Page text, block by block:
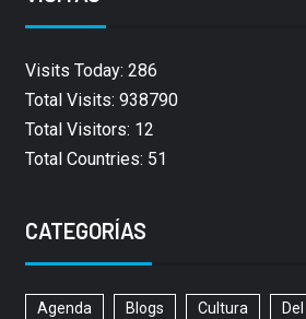
Visits Today: 286
Total Visits: 938790
Total Visitors: 12
Total Countries: 51
CATEGORÍAS
Agenda Blogs Cultura